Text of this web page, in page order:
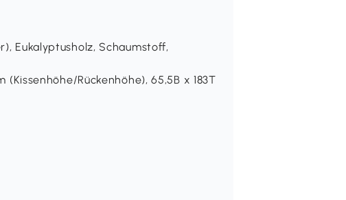
Eukalyptusholz, Schaumstoff,
Rückenhöhe), 65,5B x 183T